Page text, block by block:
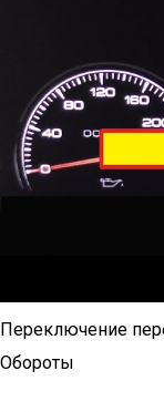
Переключение
Обороты